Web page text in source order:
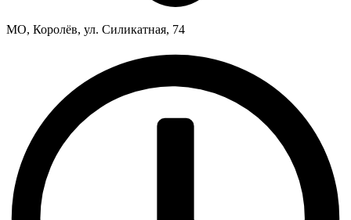
МО, Королёв, ул. Силикатная, 74